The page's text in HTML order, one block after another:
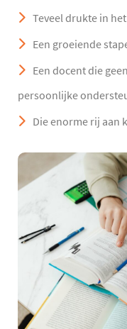
Teveel drukte in
Een groeiende
Een docent die
persoonlijke
Die enorme rij aan